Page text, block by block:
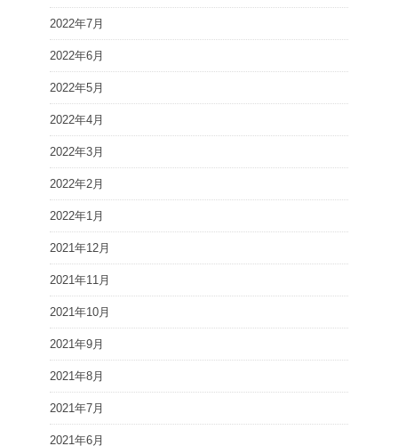
2022年7月
2022年6月
2022年5月
2022年4月
2022年3月
2022年2月
2022年1月
2021年12月
2021年11月
2021年10月
2021年9月
2021年8月
2021年7月
2021年6月